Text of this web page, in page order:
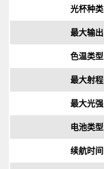
光杯种类
最大输出
色温类型
最大射程
最大光强
电池类型
续航时间